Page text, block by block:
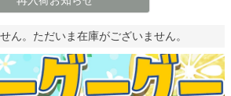
ん。ただいま在庫がございません。